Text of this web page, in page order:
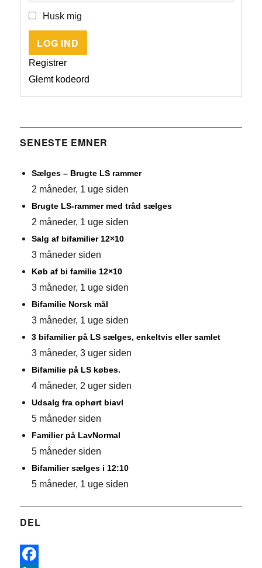
Husk mig
LOG IND
Registrer
Glemt kodeord
SENESTE EMNER
Sælges – Brugte LS rammer
2 måneder, 1 uge siden
Brugte LS-rammer med tråd sælges
2 måneder, 1 uge siden
Salg af bifamilier 12×10
3 måneder siden
Køb af bi familie 12×10
3 måneder, 1 uge siden
Bifamilie Norsk mål
3 måneder, 1 uge siden
3 bifamilier på LS sælges, enkeltvis eller samlet
3 måneder, 3 uger siden
Bifamilie på LS købes.
4 måneder, 2 uger siden
Udsalg fra ophørt biavl
5 måneder siden
Familier på LavNormal
5 måneder siden
Bifamilier sælges i 12:10
5 måneder, 1 uge siden
DEL